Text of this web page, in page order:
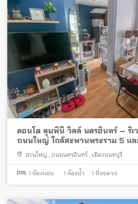
คอนโด ลุมพินี วิลล์ นครอินทร์ – ริเ
ถนนใหญ่ ใกล้สะพานพระราม 5 แ
สวนใหญ่ ถนนนครอินทร์ เมืองนนทบุรี
1 ห้องนอน 1 ห้องน้ำ 1 ที่จอดรถ